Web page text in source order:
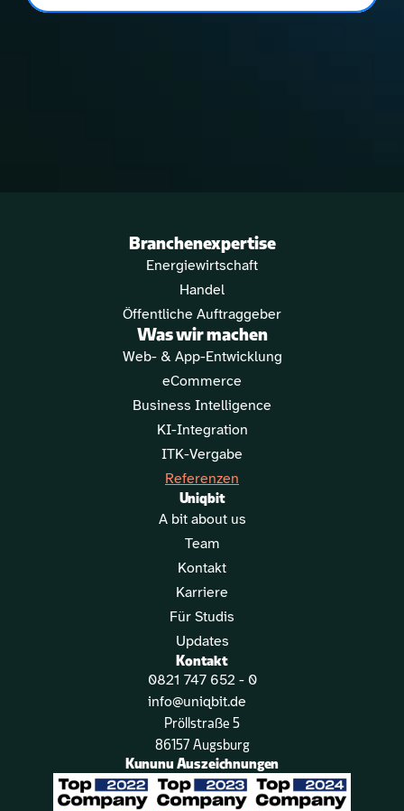
Branchenexpertise
Energiewirtschaft
Handel
Öffentliche Auftraggeber
Was wir machen
Web- & App-Entwicklung
eCommerce
Business Intelligence
KI-Integration
ITK-Vergabe
Referenzen
Uniqbit
A bit about us
Team
Kontakt
Karriere
Für Studis
Updates
Kontakt
0821 747 652 - 0
info@uniqbit.de
Pröllstraße 5
86157 Augsburg
Kununu Auszeichnungen